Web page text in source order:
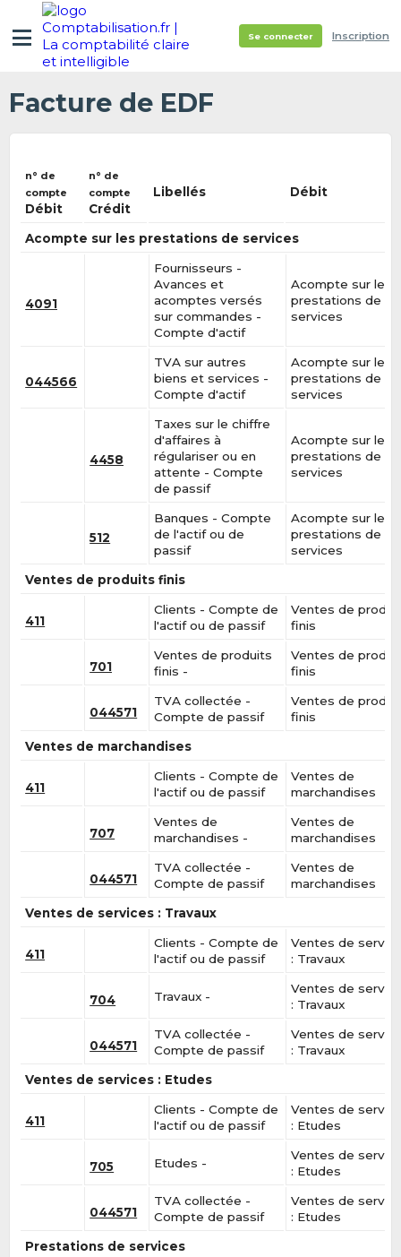
Se connecter Inscription
Facture de EDF
n° de
compte
Débit
n° de
compte
Crédit
Libellés Débit
Acompte sur les prestations de services
4091
Fournisseurs -
Avances et
acomptes versés
sur commandes -
Compte d'actif
Acompte sur les
prestations de
services
044566
TVA sur autres
biens et services -
Compte d'actif
Acompte sur les
prestations de
services
4458
Taxes sur le chiffre
d'affaires à
régulariser ou en
attente - Compte
de passif
Acompte sur les
prestations de
services
512
Banques - Compte
de l'actif ou de
passif
Acompte sur les
prestations de
services
Ventes de produits finis
411
Clients - Compte de
l'actif ou de passif
Ventes de
finis
701
Ventes de produits
finis -
Ventes de
finis
044571
TVA collectée -
Compte de passif
Ventes de
finis
Ventes de marchandises
411
Clients - Compte de
l'actif ou de passif
Ventes de
marchandises
707
Ventes de
marchandises -
Ventes de
marchandises
044571
TVA collectée -
Compte de passif
Ventes de
marchandises
Ventes de services : Travaux
411
Clients - Compte de
l'actif ou de passif
Ventes de
: Travaux
704 Travaux -
Ventes de
: Travaux
044571
TVA collectée -
Compte de passif
Ventes de
: Travaux
Ventes de services : Etudes
411
Clients - Compte de
l'actif ou de passif
Ventes de
: Etudes
705 Etudes -
Ventes de
: Etudes
044571
TVA collectée -
Compte de passif
Ventes de
: Etudes
Prestations de services